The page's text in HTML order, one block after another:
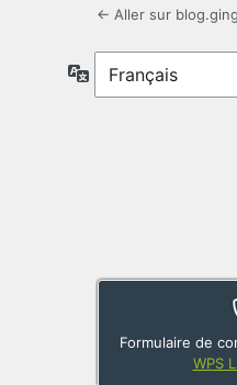
Formulaire de
WPS
← Aller sur
Langue